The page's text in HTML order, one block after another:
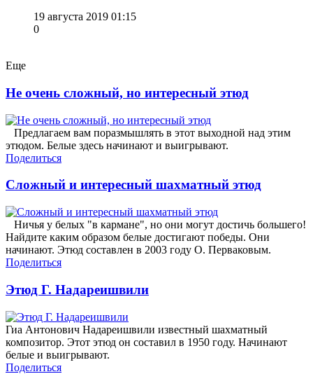
19 августа 2019 01:15
0
Еще
Не очень сложный, но интересный этюд
Предлагаем вам поразмышлять в этот выходной над этим
этюдом. Белые здесь начинают и выигрывают.
Поделиться
Сложный и интересный шахматный этюд
Ничья у белых "в кармане", но они могут достичь большего!
Найдите каким образом белые достигают победы. Они
начинают. Этюд составлен в 2003 году О. Перваковым.
Поделиться
Этюд Г. Надареишвили
Гиа Антонович Надареишвили известный шахматный
композитор. Этот этюд он составил в 1950 году. Начинают
белые и выигрывают.
Поделиться